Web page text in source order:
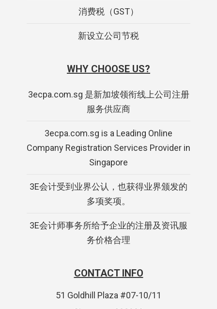
消费税（GST）
新设立公司节税
WHY CHOOSE US?
3ecpa.com.sg 是新加坡领衔线上公司注册
服务供应商
3ecpa.com.sg is a Leading Online
Company Registration Services Provider in
Singapore
3E会计受到业界公认，也获得业界颁发的
多项奖项。
3E会计师事务所给予企业的注册及资讯服
务价格合理
CONTACT INFO
51 Goldhill Plaza #07-10/11